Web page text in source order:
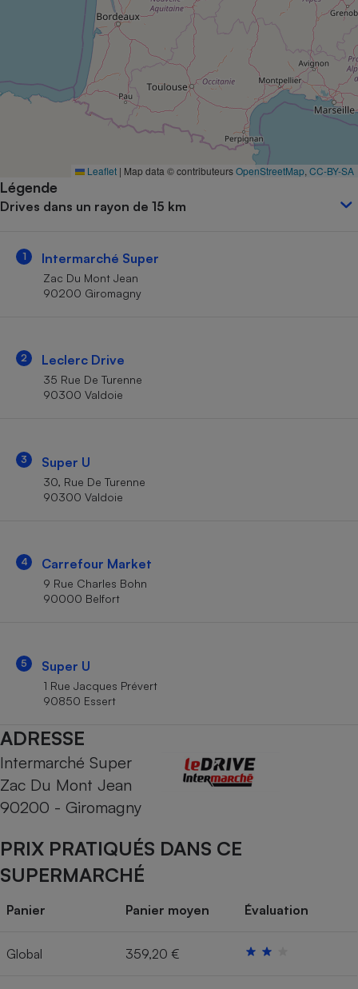
Leaflet | Map data © contributeursOpenStreetMap CC-BY-SA
Légende
Drives dans un rayon de 15 km
1 Intermarché Super
Zac Du Mont Jean
90200 Giromagny
2 Leclerc Drive
35 Rue De Turenne
90300 Valdoie
3 Super U
30, Rue De Turenne
90300 Valdoie
4 Carrefour Market
9 Rue Charles Bohn
90000 Belfort
5 Super U
1 Rue Jacques Prévert
90850 Essert
ADRESSE
Intermarché Super
Zac Du Mont Jean
90200 - Giromagny
PRIX PRATIQUÉS DANS CE
SUPERMARCHÉ
Panier Panier moyen Évaluation
Global 359,20 €
Complément
alimentaire
bouteille
Assurance emprunteur
Petit électroménager -
Robot ménager
Matelas
Mutuelle